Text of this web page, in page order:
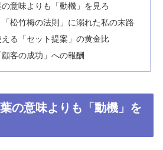
の意味よりも「動機」を見ろ
「松竹梅の法則」に溺れた私の末路
える「セット提案」の黄金比
客の成功」への報酬
の意味よりも「動機」を